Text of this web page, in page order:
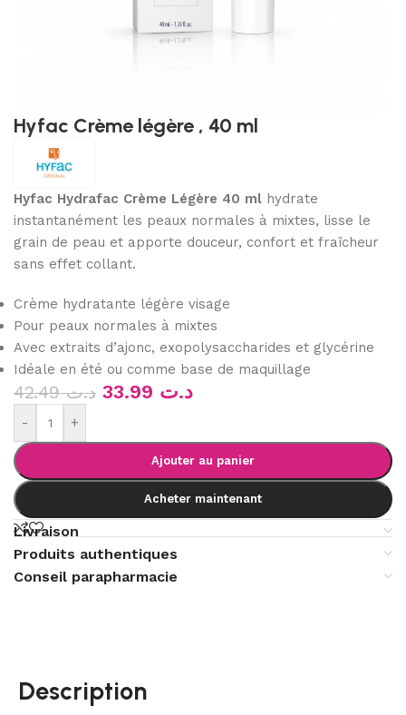
Hyfac Crème légère , 40 ml
Hyfac Hydrafac Crème Légère 40 ml hydrate
instantanément les peaux normales à mixtes, lisse le
grain de peau et apporte douceur, confort et fraîcheur
sans effet collant.
Crème hydratante légère visage
Pour peaux normales à mixtes
Avec extraits d’ajonc, exopolysaccharides et glycérine
Idéale en été ou comme base de maquillage
د.ت42.49 د.ت
- +
Ajouter au panier
Acheter maintenant
Livraison
Produits authentiques
Conseil parapharmacie
Description